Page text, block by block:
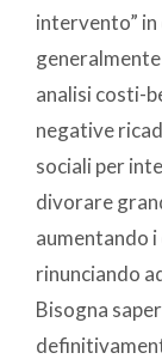
intervento” in
analisi costi-
negative
sociali per
divorare
aumentando
rinunciando
Bisogna